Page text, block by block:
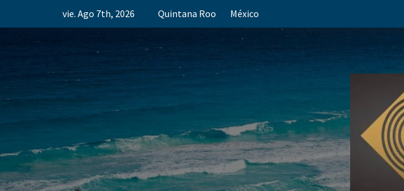
vie. Ago 7th, 2026 Quintana Roo México